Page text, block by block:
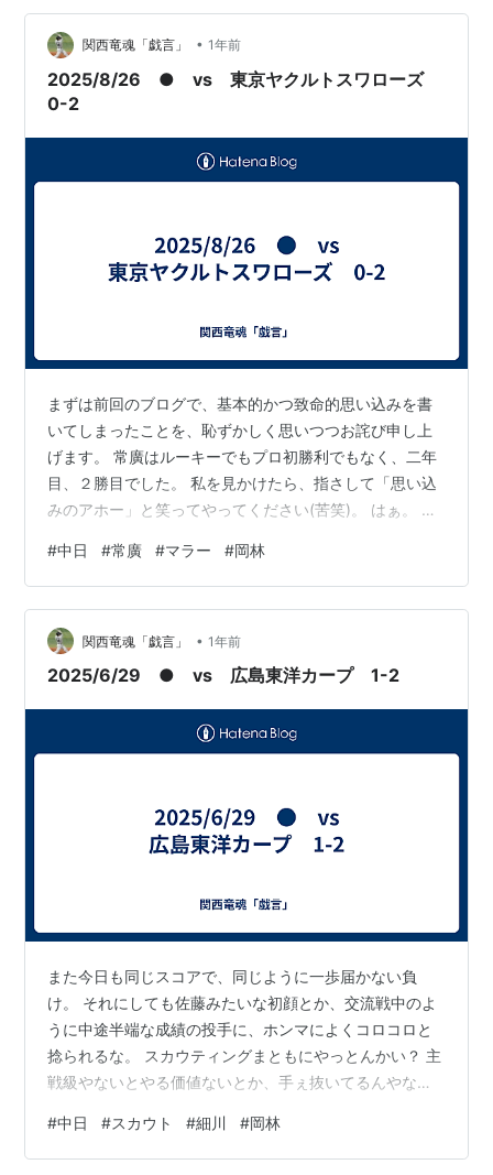
けで、左翼席まで運んで見せるんやからバケモノもええ
とこです。 徹底的にインサイドで勝負せん限り、逃げる
ことにはなりまへん。 外角はボールゾーンにすること
を、徹底することやね。 とりあえず、ア…
関西竜魂「戯言」 • 1年前
2025/8/26 ● vs 東京ヤクルトスワローズ
0-2
まずは前回のブログで、基本的かつ致命的思い込みを書
いてしまったことを、恥ずかしく思いつつお詫び申し上
げます。 常廣はルーキーでもプロ初勝利でもなく、二年
目、２勝目でした。 私を見かけたら、指さして「思い込
みのアホー」と笑ってやってください(苦笑)。 はぁ。 そ
事の書きようがないわ。 そりゃ、完封されるくらいなん
やから、当たり前なんやけどね。 マラーが調子の悪いな
かで、そこそこ粘ったくらいやろか。 まぁ、５回途中で
101球というあたりで、四苦八苦してたというのは分かり
そうなもんやけどね。 しかし、今日勝つにはまったく不
#中日 #常廣 #マラー #岡林
関西竜魂「戯言」 • 1年前
2025/6/29 ● vs 広島東洋カープ 1-2
また今日も同じスコアで、同じように一歩届かない負
け。 それにしても佐藤みたいな初顔とか、交流戦中のよ
うに中途半端な成績の投手に、ホンマによくコロコロと
捻られるな。 スカウティングまともにやっとんかい？ 主
戦級やないとやる価値ないとか、手ぇ抜いてるんやない
ティングは、いったいどうなっとるんや？？ ええ加減に
データの少ない、ポッと出の選手に「プロの厳しさ」を
#中日 #スカウト #細川 #岡林